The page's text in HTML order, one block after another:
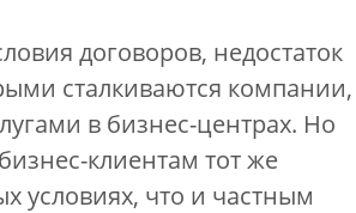
договоров, недостаток
сталкиваются компании,
в бизнес-центрах. Но
клиентам тот же
условиях, что и частным